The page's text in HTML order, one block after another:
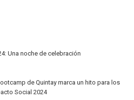
Una noche de celebración
de Quintay marca un hito para los
Social 2024